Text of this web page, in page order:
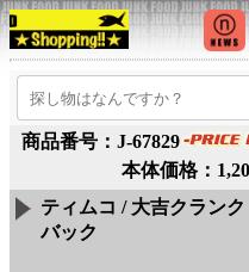
商品番号：J-67829
本体価格：
ティムコ / 大吉クラン
バック